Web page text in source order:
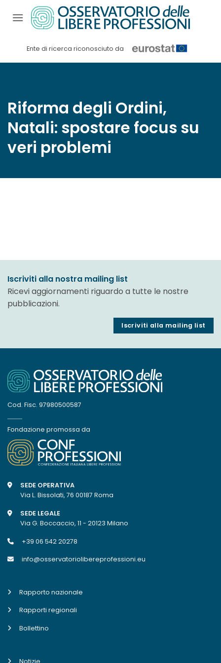
contenuti
Ente di ricerca riconosciuto da
Riforma degli Ordini,
Natali: spostare focus su
veri problemi
Iscriviti alla nostra mailing list
Ricevi aggiornamenti riguardo a tutte le nostre
pubblicazioni.
Iscriviti alla mailing list
Cod. Fisc. 97980500587
Fondazione promossa da
SEDE OPERATIVA
Via L. Bissolati, 76 00187 Roma
SEDE LEGALE
Via G. Boccaccio, 11 - 20123 Milano
+39 06 542 20278
info@osservatoriolibereprofessioni.eu
Rapporto nazionale
Rapporti regionali
Bollettino
Notizie